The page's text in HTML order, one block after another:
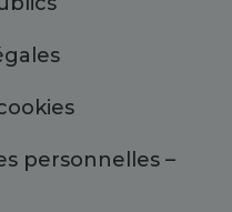
personnelles –